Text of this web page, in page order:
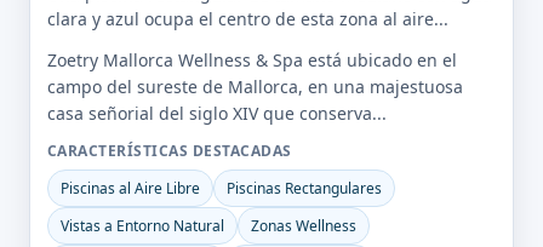
clara y azul ocupa el centro de esta zona al aire...
Zoetry Mallorca Wellness & Spa está ubicado en el
campo del sureste de Mallorca, en una majestuosa
casa señorial del siglo XIV que conserva...
CARACTERÍSTICAS DESTACADAS
Piscinas al Aire Libre
Piscinas Rectangulares
Vistas a Entorno Natural
Zonas Wellness